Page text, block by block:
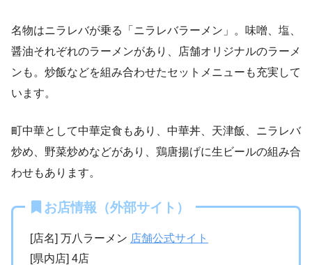
名物はニラレバが乗る「ニラレバラーメン」。味噌、塩、
醤油それぞれのラーメンがあり、店舗オリジナルのラーメ
ンも。炒飯などを組み合わせたセットメニューも充実して
います。
町中華として中華定食もあり、中華丼、天津飯、ニラレバ
炒め、野菜炒めなどがあり、鶏唐揚げに生ビールの組み合
わせもあります。
お店情報（外部サイト）
[店名] 万八ラーメン 店舗公式サイト
[県内店] 4店